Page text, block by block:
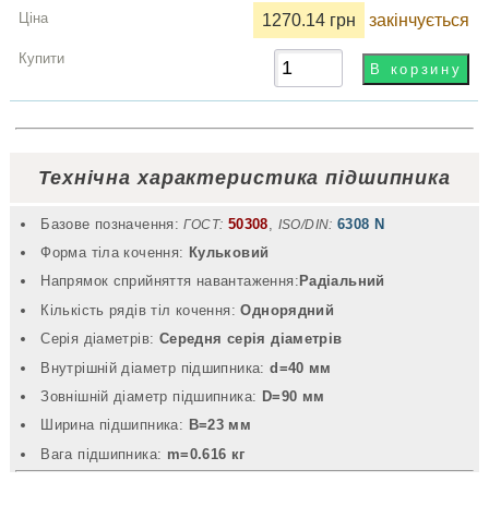
1270.14 грн закінчується
Технічна характеристика підшипника
Базове позначення: ГОСТ: 50308 ISO/DIN: 6308 N
Форма тіла кочення: Кульковий
Напрямок сприйняття навантаження: Радіальний
Кількість рядів тіл кочення:Однорядний
Серія діаметрів: Середня серія діаметрів
Внутрішній діаметр підшипника:d=40 мм
Зовнішній діаметр підшипника: D=90 мм
Ширина підшипника: B=23 мм
Вага підшипника: m=0.616 кг